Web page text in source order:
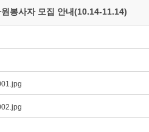
봉사자 모집 안내(10.14-11.14)